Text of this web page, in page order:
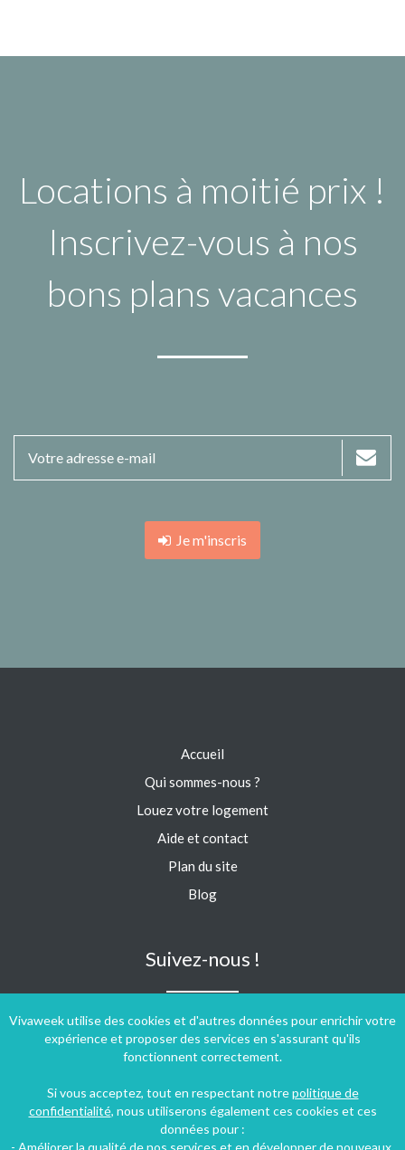
Locations à moitié prix !
Inscrivez-vous à nos
bons plans vacances
Je m'inscris
Vivaweek utilise des cookies et d'autres données pour enrichir votre
expérience et proposer des services en s'assurant qu'ils
fonctionnent correctement.
Si vous acceptez, tout en respectant notrepolitique de
confidentialité, nous utiliserons également ces cookies et ces
données pour :
- Améliorer la qualité de nos services et en développer de nouveaux.
Accueil
Qui sommes-nous ?
Louez votre logement
Aide et contact
Plan du site
Blog
Suivez-nous !